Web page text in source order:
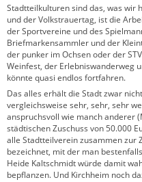
Stadtteilkulturen sind das, was wir
und der Volkstrauertag, ist die
der Sportvereine und des
Briefmarkensammler und der
der punker im Ochsen oder der
Weinfest, der Erlebniswanderweg
könnte quasi endlos fortfahren.
Das alles erhält die Stadt zwar
vergleichsweise sehr, sehr, sehr
anspruchsvoll wie manch anderer
städtischen Zuschuss von 50.000
alle Stadtteilverein zusammen zur
bezeichnet, mit der man
Heide Kaltschmidt würde damit
bepflanzen. Und Kirchheim noch